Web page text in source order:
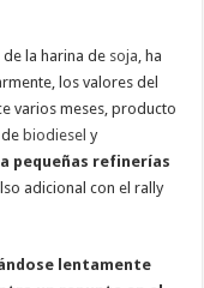
la harina de soja , ha
los valores del
varios meses, producto
biodiesel y
pequeñas refinerías
adicional con el rally
lentamente